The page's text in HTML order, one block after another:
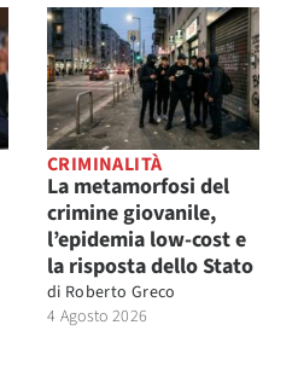
CRIMINALITÀ
La metamorfosi del
crimine giovanile,
l’epidemia low-cost e
la risposta dello Stato
di Roberto Greco
4 Agosto 2026